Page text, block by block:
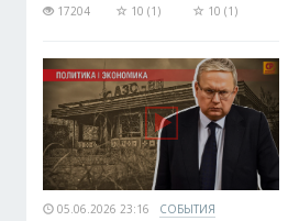
17204
10 (1) 10 (1)
05.06.2026 23:16 СОБЫТИЯ